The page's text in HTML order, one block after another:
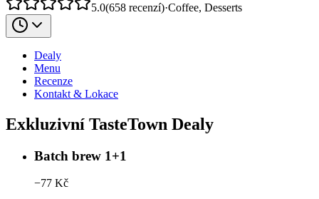
5.0(658 recenzí)·Coffee, Desserts
Dealy
Menu
Recenze
Kontakt & Lokace
Exkluzivní TasteTown Dealy
Batch brew 1+1
−77 Kč